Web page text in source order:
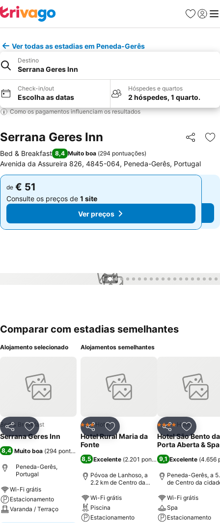
Favoritos
Iniciar
Ver todas as estadias em Peneda-Gerês
Destino
Serrana Geres Inn
Check-in/out
Escolha as datas
Hóspedes e quartos
2 hóspedes, 1 quarto.
Como os pagamentos influenciam os resultados
Serrana Geres Inn Partilhar
Bed & Breakfast 8,4 Muito boa (294 pontuações)
Avenida da Assureira 826, 4845-064, Peneda-Gerês, Portugal
de € 51
Consulte os preços de 1 site
Ver preços
de € 51
Consulte os preços de 1 site
Ver preços
1 / 44
Comparar com estadias semelhantes
Alojamento selecionado
PartilharAdicionar aos favoritos
Bed & Breakfast
Serrana Geres Inn
8,4 Muito boa (294 pontuações
Peneda-Gerês,
Portugal
Wi-Fi grátis
Estacionamento
Varanda / Terraço
Alojamentos semelhantes
PartilharAdicionar aos favoritos
3 Estrelas
Hotel
Hotel Rural Maria da
Fonte
8,5 Excelente (2.201 pontuações)
Póvoa de Lanhoso, a
2.2 km de Centro da
Wi-Fi grátis
Piscina
Estacionamento
Partilhar
4 EstrelasHotel
Hotel São Bento da
Porta Aberta & Spa
9,1 Excelente (4.656
Peneda-Gerês, a
de Centro da
Wi-Fi grátis
Spa
Estacionamento